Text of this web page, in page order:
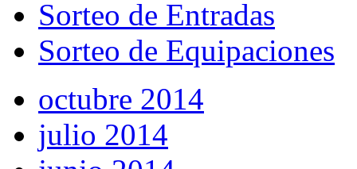
Sorteo de Entradas
Sorteo de Equipaciones
octubre 2014
julio 2014